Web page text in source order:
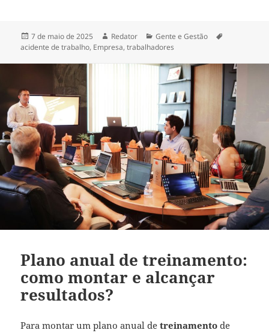
Publicado
em
7 de maio de 2025 Autor
Redator Categorias
Gente e Gestão
acidente de trabalho, Empresa,trabalhadores
Plano anual de treinamento:
como montar e alcançar
resultados?
Para montar um plano anual detreinamentode